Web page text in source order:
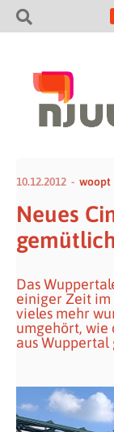
10.12.2012 woopt
Neues
Das
einiger Zeit im
vieles mehr
umgehört, wie
aus Wuppertal